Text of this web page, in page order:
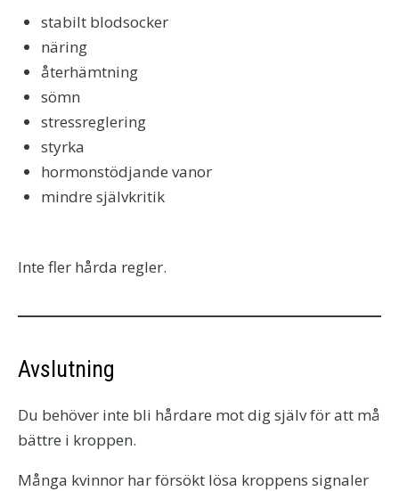
stabilt blodsocker
näring
återhämtning
sömn
stressreglering
styrka
hormonstödjande vanor
mindre självkritik
Inte fler hårda regler.
Avslutning
Du behöver inte bli hårdare mot dig själv för att må
bättre i kroppen.
Många kvinnor har försökt lösa kroppens signaler